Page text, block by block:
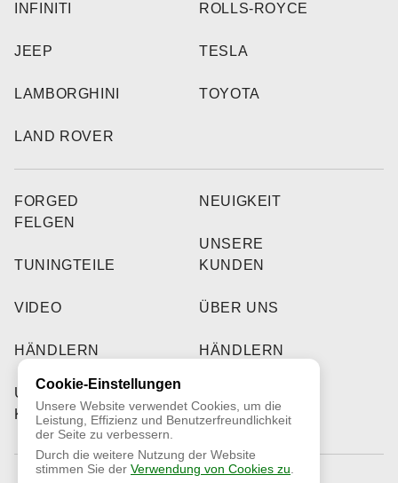
INFINITI
JEEP
LAMBORGHINI
LAND ROVER
ROLLS-ROYCE
TESLA
TOYOTA
FORGED
FELGEN
TUNINGTEILE
VIDEO
HÄNDLERN
UNSERE
KUNDEN
NEUIGKEIT
UNSERE
KUNDEN
ÜBER UNS
HÄNDLERN
Cookie-Einstellungen
Unsere Website verwendet Cookies, um die
Leistung, Effizienz und Benutzerfreundlichkeit
der Seite zu verbessern.
Durch die weitere Nutzung der Website
stimmen Sie der Verwendung von Cookies zu